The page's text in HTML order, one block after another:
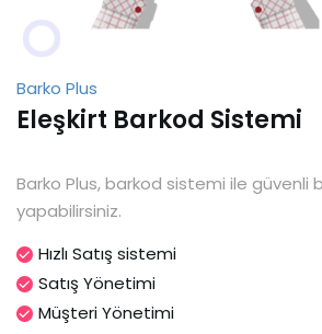
Barko Plus
Eleşkirt Barkod Sistemi
Barko Plus, barkod sistemi ile güvenli
yapabilirsiniz.
Hızlı Satış sistemi
Satış Yönetimi
Müşteri Yönetimi